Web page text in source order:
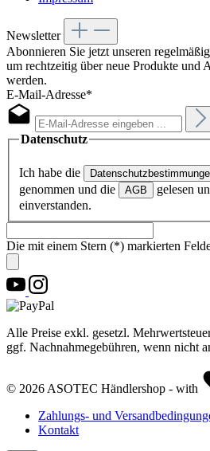
Newsletter
Abonnieren Sie jetzt unseren
um rechtzeitig über neue Produkte und
werden.
E-Mail-Adresse*
Datenschutz
Ich habe die
genommen und die
AGB
gelesen
einverstanden.
Die mit einem Stern (*) markierten
Alle Preise exkl. gesetzl.
ggf. Nachnahmegebühren, wenn nicht
© 2026 ASOTEC Händlershop - with
Zahlungs- und
Kontakt